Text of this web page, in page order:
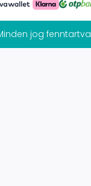
jog fenntartva